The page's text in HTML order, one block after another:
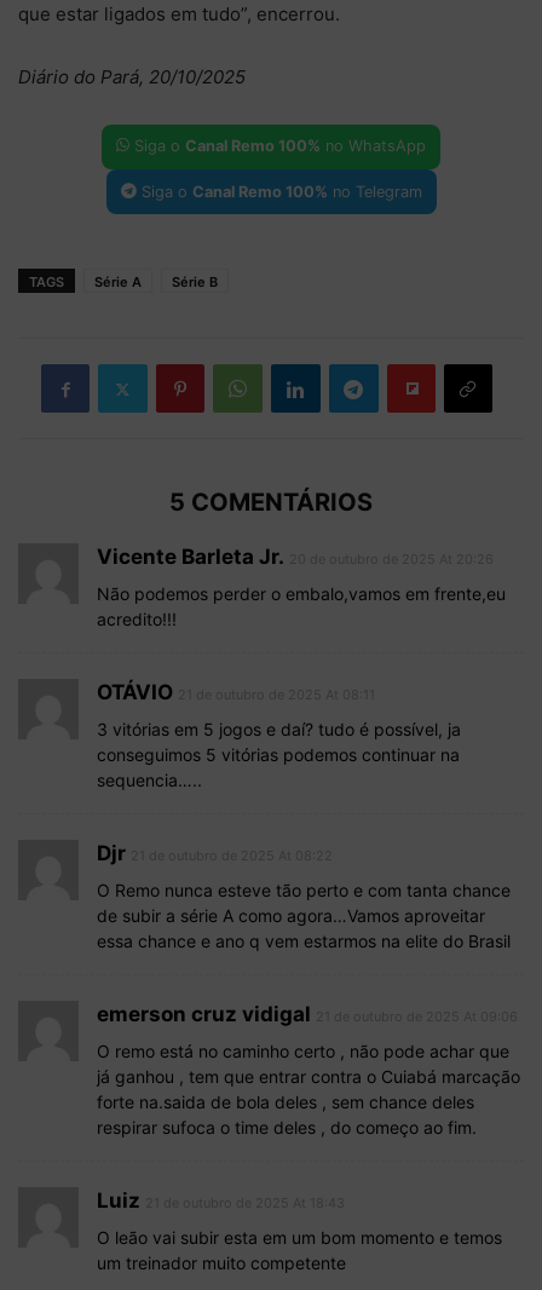
que estar ligados em tudo”, encerrou.
Diário do Pará, 20/10/2025
Siga o Canal Remo 100% no WhatsApp
Siga o Canal Remo 100% no Telegram
TAGS Série A Série B
5 COMENTÁRIOS
Vicente Barleta Jr.
Não podemos perder o embalo,vamos em frente,eu
acredito!!!
OTÁVIO
3 vitórias em 5 jogos e daí? tudo é possível, ja
conseguimos 5 vitórias podemos continuar na
sequencia…..
Djr
O Remo nunca esteve tão perto e com tanta chance
de subir a série A como agora…Vamos aproveitar
essa chance e ano q vem estarmos na elite do Brasil
emerson cruz vidigal
O remo está no caminho certo , não pode achar que
já ganhou , tem que entrar contra o Cuiabá marcação
forte na.saida de bola deles , sem chance deles
respirar sufoca o time deles , do começo ao fim.
Luiz
O leão vai subir esta em um bom momento e temos
um treinador muito competente